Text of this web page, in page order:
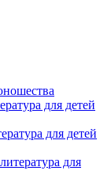
для детей
для детей
для